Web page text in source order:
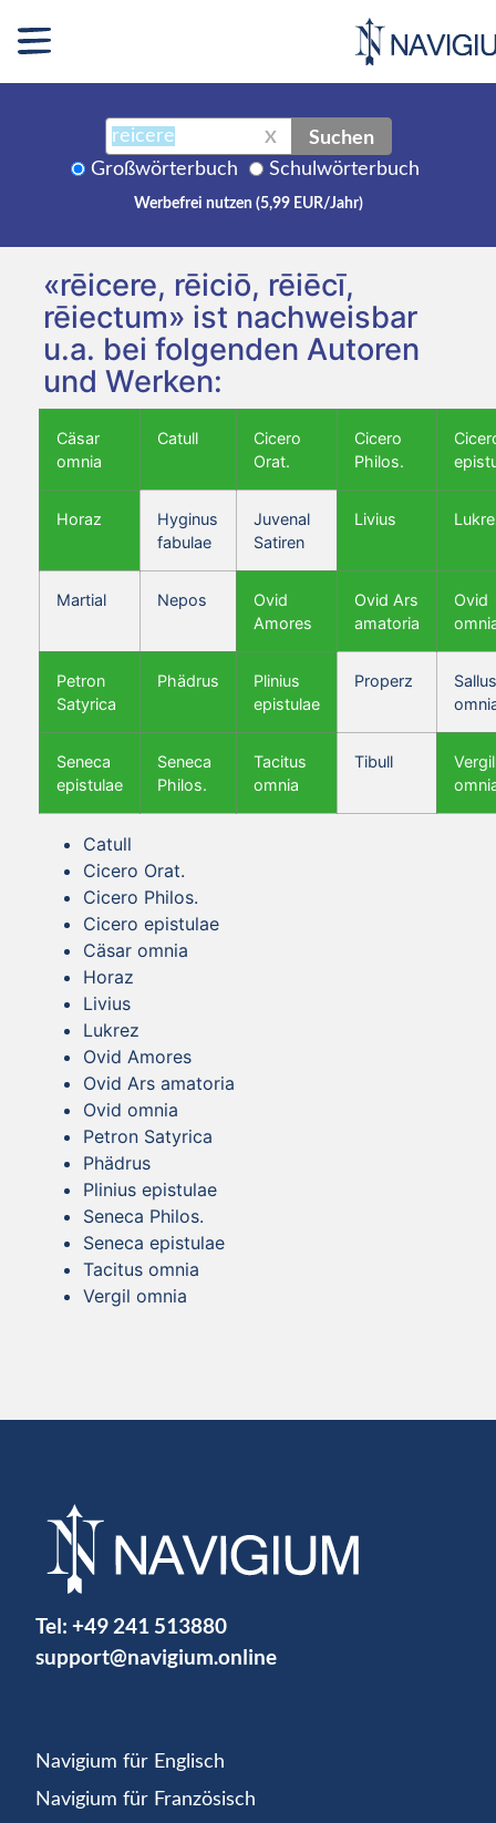
X Suchen
Großwörterbuch Schulwörterbuch
Werbefrei nutzen (5,99 EUR/Jahr)
«rēicere, rēiciō, rēiēcī,
rēiectum» ist nachweisbar
u.a. bei folgenden Autoren
und Werken:
Cäsar
omnia
Catull
Cicero
Orat.
Cicero
Philos.
Horaz
Hyginus
fabulae
Juvenal
Satiren
Livius
Martial Nepos
Ovid
Amores
Ovid Ars
amatoria
Ovid
Petron
Satyrica
Phädrus
Plinius
epistulae
Properz
Seneca
epistulae
Seneca
Philos.
Tacitus
omnia
Tibull
Vergil
Catull
Cicero Orat.
Cicero Philos.
Cicero epistulae
Cäsar omnia
Horaz
Livius
Lukrez
Ovid Amores
Ovid Ars amatoria
Ovid omnia
Petron Satyrica
Phädrus
Plinius epistulae
Seneca Philos.
Seneca epistulae
Tacitus omnia
Vergil omnia
Tel: +49 241 513880
support@navigium.online
Navigium für Englisch
Navigium für Französisch